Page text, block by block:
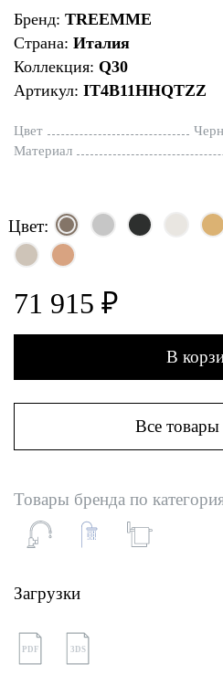
Бренд: TREEMME
Страна: Италия
Коллекция: Q30
Артикул: IT4B11HHQTZZ
Цвет
Материал
Цвет:
71 915 ₽
В
Все товары
Товары бренда по
Загрузки
PDF 3DS